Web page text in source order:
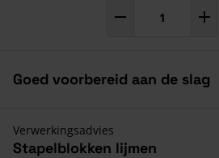
Goed voorbereid aan de slag
Verwerkingsadvies
Stapelblokken lijmen